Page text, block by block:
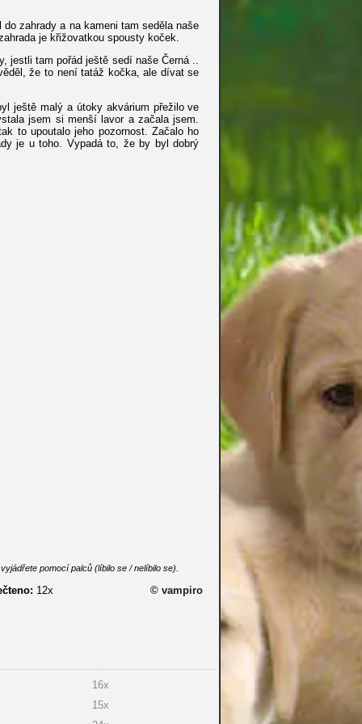
zahrady a na kameni tam seděla naše
je křižovatkou spousty koček.
jestli tam pořád ještě sedí naše Černá ..
že to není tatáž kočka, ale dívat se
ještě malý a útoky akvárium přežilo ve
jsem si menší lavor a začala jsem.
to upoutalo jeho pozornost. Začalo ho
je u toho. Vypadá to, že by byl dobrý
pomocí palců (líbilo se / nelíbilo se).
© vampiro
12x
16x
15x